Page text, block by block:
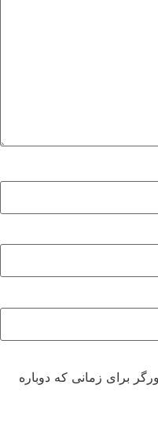
برای زمانی که دوباره